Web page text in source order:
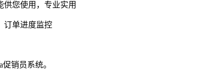
您使用，专业实用
订单进度监控
销员系统。